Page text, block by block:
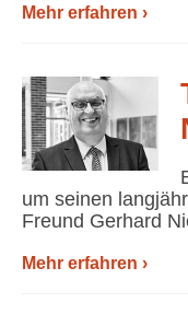
Mehr erfahren ›
um seinen
Freund Gerhard
Mehr erfahren ›